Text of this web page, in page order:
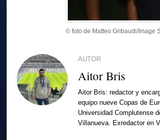
© foto de Matteo Gribaudi/Image
AUTOR
Aitor Bris
Aitor Bris: redactor y
equipo nueve Copas de
Universidad Complutense
Villanueva. Exredactor en